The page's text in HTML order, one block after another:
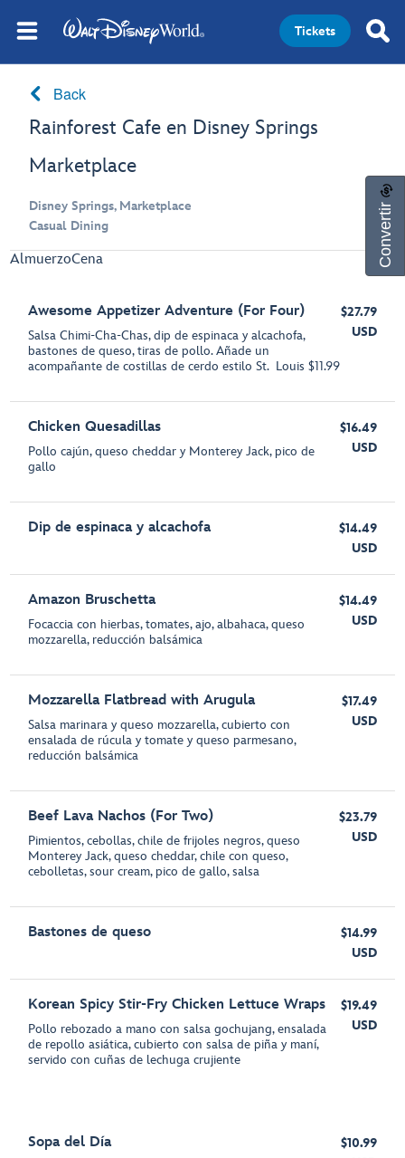
Tickets
Back
Rainforest Cafe en Disney Springs
Marketplace
Disney Springs, Marketplace
Casual Dining
AlmuerzoCena
Awesome Appetizer Adventure (For Four)
Salsa Chimi-Cha-Chas, dip de espinaca y alcachofa,
bastones de queso, tiras de pollo. Añade un
acompañante de costillas de cerdo estilo St. Louis $11.99
$27.79
USD
Chicken Quesadillas
Pollo cajún, queso cheddar y Monterey Jack, pico de
gallo
$16.49
USD
Dip de espinaca y alcachofa
$14.49
USD
Amazon Bruschetta
Focaccia con hierbas, tomates, ajo, albahaca, queso
mozzarella, reducción balsámica
$14.49
USD
Mozzarella Flatbread with Arugula
Salsa marinara y queso mozzarella, cubierto con
ensalada de rúcula y tomate y queso parmesano,
reducción balsámica
$17.49
USD
Beef Lava Nachos (For Two)
Pimientos, cebollas, chile de frijoles negros, queso
Monterey Jack, queso cheddar, chile con queso,
cebolletas, sour cream, pico de gallo, salsa
$23.79
USD
Bastones de queso
$14.99
USD
Korean Spicy Stir-Fry Chicken Lettuce Wraps
Pollo rebozado a mano con salsa gochujang, ensalada
de repollo asiática, cubierto con salsa de piña y maní,
servido con cuñas de lechuga crujiente
$19.49
USD
Sopa del Día
$10.99
Convertir